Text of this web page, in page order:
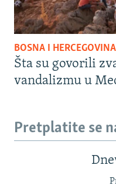
BOSNA I HERCEGOVINA
Šta su govorili
vandalizmu u
Pretplatite se